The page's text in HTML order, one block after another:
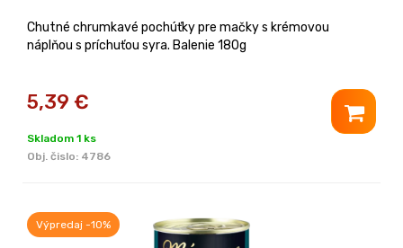
Chutné chrumkavé pochúťky pre mačky s krémovou
náplňou s príchuťou syra. Balenie 180g
5,39 €
Skladom 1 ks
Obj. čislo: 4786
Výpredaj -10%